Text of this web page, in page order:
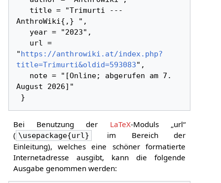
AnthroWiki{,} ",
"https://anthrowiki.at/index.php?
title=Trimurti&oldid=593083",
August 2026]"
Bei Benutzung der LaTeX-Moduls „url“
( \usepackage{url}
im Bereich der
Einleitung), welches eine schöner formatierte
Internetadresse ausgibt, kann die folgende
Ausgabe genommen werden: